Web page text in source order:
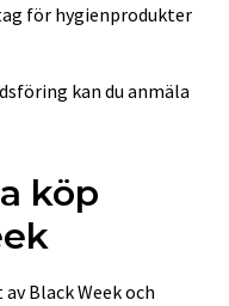
för hygienprodukter
kan du anmäla
köp
Black Week och